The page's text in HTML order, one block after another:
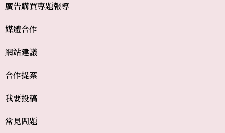
廣告購買
媒體合作
網站建議
合作提案
我要投稿
常見問題
專題報導